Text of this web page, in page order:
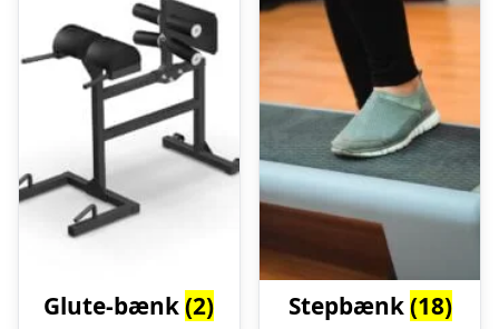
Glute-bænk(2) Stepbænk(18)